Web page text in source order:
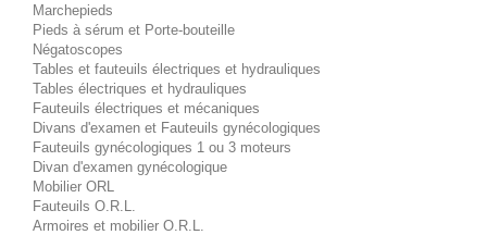
Marchepieds
Pieds à sérum et Porte-bouteille
Négatoscopes
Tables et fauteuils électriques et hydrauliques
Tables électriques et hydrauliques
Fauteuils électriques et mécaniques
Divans d'examen et Fauteuils gynécologiques
Fauteuils gynécologiques 1 ou 3 moteurs
Divan d'examen gynécologique
Mobilier ORL
Fauteuils O.R.L.
Armoires et mobilier O.R.L.